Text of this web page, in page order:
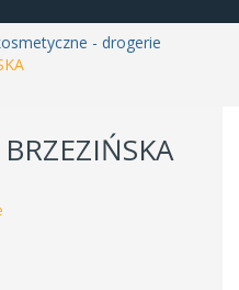
- drogerie